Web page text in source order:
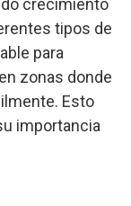
crecimiento
tipos de
para
zonas donde
Esto
importancia